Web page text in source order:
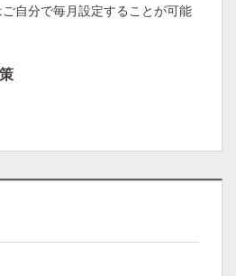
自分で毎月設定することが可能